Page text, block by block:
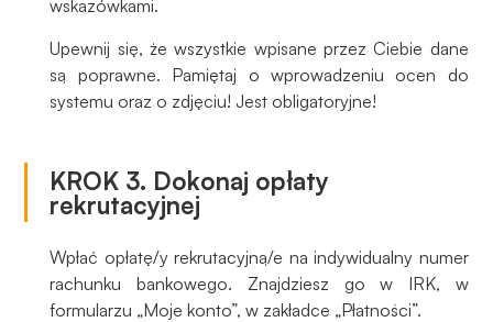
wskazówkami.
Upewnij się, że wszystkie wpisane przez Ciebie dane
są poprawne. Pamiętaj o wprowadzeniu ocen do
systemu oraz o zdjęciu! Jest obligatoryjne!
KROK 3. Dokonaj opłaty
rekrutacyjnej
Wpłać opłatę/y rekrutacyjną/e na indywidualny numer
rachunku bankowego. Znajdziesz go w IRK, w
formularzu „Moje konto”, w zakładce „Płatności”.
internetowa
działała jak
najlepiej
przejścia na nią.
Jeśli odrzucisz
niektóre funkcje
znikną ze strony
internetowej.